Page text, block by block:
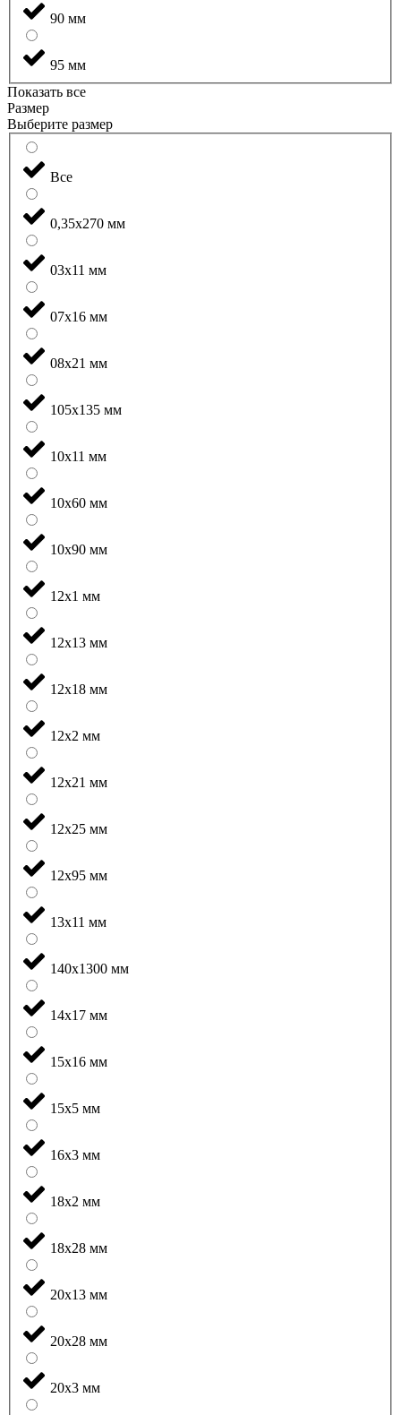
90 мм
95 мм
Показать все
Размер
Выберите размер
Все
0,35x270 мм
03x11 мм
07x16 мм
08x21 мм
105x135 мм
10x11 мм
10x60 мм
10x90 мм
12x1 мм
12x13 мм
12x18 мм
12x2 мм
12x21 мм
12x25 мм
12x95 мм
13x11 мм
140x1300 мм
14x17 мм
15x16 мм
15x5 мм
16x3 мм
18x2 мм
18x28 мм
20x13 мм
20x28 мм
20x3 мм